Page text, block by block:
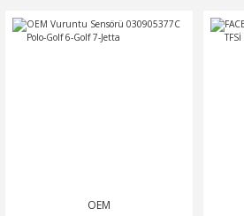
OEM